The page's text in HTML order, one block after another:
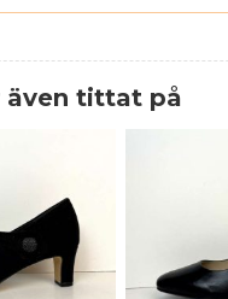
även tittat på